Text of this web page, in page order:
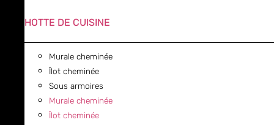
HOTTE DE CUISINE
Murale cheminée
Îlot cheminée
Sous armoires
Murale cheminée
Îlot cheminée